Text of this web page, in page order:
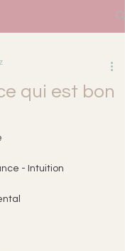
- Intuition
qui est bon